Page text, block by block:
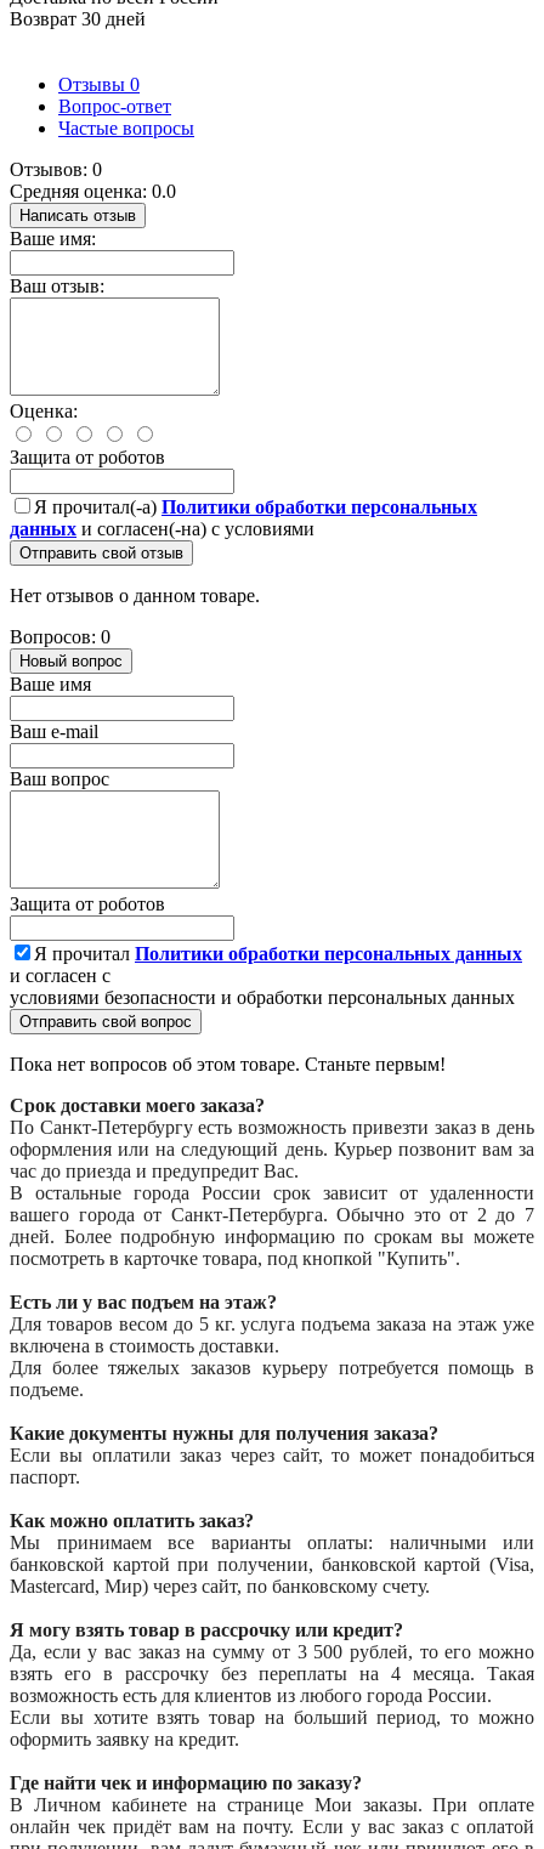
Возврат 30 дней
Отзывы 0
Вопрос-ответ
Частые вопросы
Отзывов: 0
Средняя оценка: 0.0
Написать отзыв
Ваше имя:
Ваш отзыв:
Оценка:
Защита от роботов
Я прочитал(-а) Политики обработки персональных
данных и согласен(-на) с условиями
Отправить свой отзыв
Нет отзывов о данном товаре.
Вопросов: 0
Новый вопрос
Ваше имя
Ваш e-mail
Ваш вопрос
Защита от роботов
Я прочитал Политики обработки персональных данных
и согласен с
условиями безопасности и обработки персональных данных
Отправить свой вопрос
Пока нет вопросов об этом товаре. Станьте первым!
Срок доставки моего заказа?
По Санкт-Петербургу есть возможность привезти заказ в день
оформления или на следующий день. Курьер позвонит вам за
час до приезда и предупредит Вас.
В остальные города России срок зависит от удаленности
вашего города от Санкт-Петербурга. Обычно это от 2 до 7
дней. Более подробную информацию по срокам вы можете
посмотреть в карточке товара, под кнопкой "Купить".
Есть ли у вас подъем на этаж?
Для товаров весом до 5 кг. услуга подъема заказа на этаж уже
включена в стоимость доставки.
Для более тяжелых заказов курьеру потребуется помощь в
подъеме.
Какие документы нужны для получения заказа?
Если вы оплатили заказ через сайт, то может понадобиться
паспорт.
Как можно оплатить заказ?
Мы принимаем все варианты оплаты: наличными или
банковской картой при получении, банковской картой (Visa,
Mastercard, Мир) через сайт, по банковскому счету.
Я могу взять товар в рассрочку или кредит?
Да, если у вас заказ на сумму от 3 500 рублей, то его можно
взять его в рассрочку без переплаты на 4 месяца. Такая
возможность есть для клиентов из любого города России.
Если вы хотите взять товар на больший период, то можно
оформить заявку на кредит.
Где найти чек и информацию по заказу?
В Личном кабинете на странице Мои заказы. При оплате
онлайн чек придёт вам на почту. Если у вас заказ с оплатой